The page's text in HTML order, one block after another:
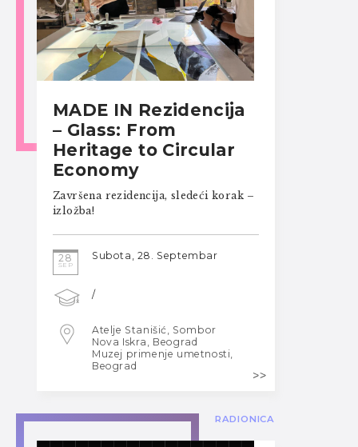
MADE IN Rezidencija
– Glass: From
Heritage to Circular
Economy
Završena rezidencija, sledeći korak –
izložba!
28
SEP
Subota, 28. Septembar
/
Atelje Stanišić, Sombor
Nova Iskra, Beograd
Muzej primenje umetnosti,
Beograd
RADIONICA